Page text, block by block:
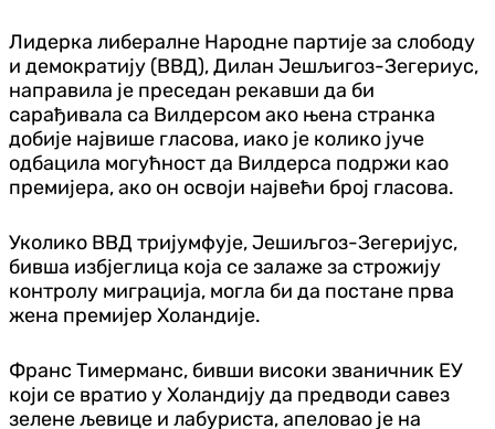
Лидерка либералне Народне партије за слободу
и демократију (ВВД), Дилан Јешљигоз-Зегериус,
направила је преседан рекавши да би
сарађивала са Вилдерсом ако њена странка
добије највише гласова, иако је колико јуче
одбацила могућност да Вилдерса подржи као
премијера, ако он освоји највећи број гласова.
Уколико ВВД тријумфује, Јешиљгоз-Зегеријус,
бивша избјеглица која се залаже за строжију
контролу миграција, могла би да постане прва
жена премијер Холандије.
Франс Тимерманс, бивши високи званичник ЕУ
који се вратио у Холандију да предводи савез
зелене љевице и лабуриста, апеловао је на